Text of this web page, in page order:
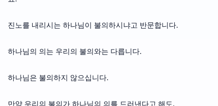
진노를 내리시는 하나님이 불의하시냐고 반문합니다.
하나님의 의는 우리의 불의와는 다릅니다.
하나님은 불의하지 않으십니다.
만약 우리의 불의가 하나님의 의를 드러낸다고 해도,